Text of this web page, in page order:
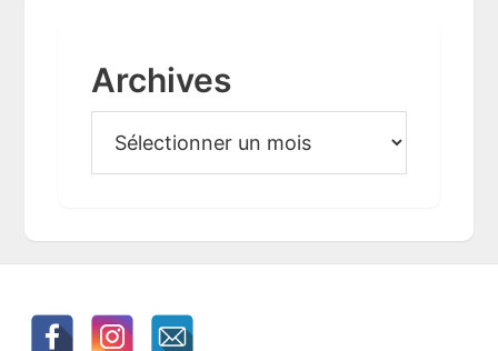
Archives
c
s
Footer